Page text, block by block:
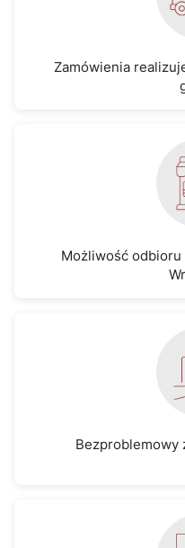
Zamówienia
Możliwość
Bezproblemowy